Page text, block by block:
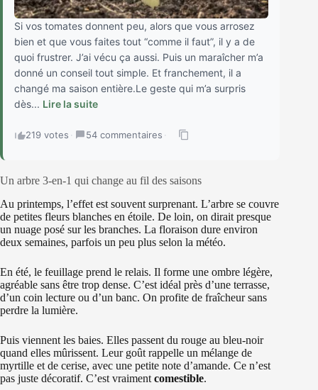
Si vos tomates donnent peu, alors que vous arrosez
bien et que vous faites tout “comme il faut”, il y a de
quoi frustrer. J’ai vécu ça aussi. Puis un maraîcher m’a
donné un conseil tout simple. Et franchement, il a
changé ma saison entière.Le geste qui m’a surpris
dès... Lire la suite
219 votes · 54 commentaires ·
Un arbre 3-en-1 qui change au fil des saisons
Au printemps, l’effet est souvent surprenant. L’arbre se couvre
de petites fleurs blanches en étoile. De loin, on dirait presque
un nuage posé sur les branches. La floraison dure environ
deux semaines, parfois un peu plus selon la météo.
En été, le feuillage prend le relais. Il forme une ombre légère,
agréable sans être trop dense. C’est idéal près d’une terrasse,
d’un coin lecture ou d’un banc. On profite de fraîcheur sans
perdre la lumière.
Puis viennent les baies. Elles passent du rouge au bleu-noir
quand elles mûrissent. Leur goût rappelle un mélange de
myrtille et de cerise, avec une petite note d’amande. Ce n’est
pas juste décoratif. C’est vraiment comestible.